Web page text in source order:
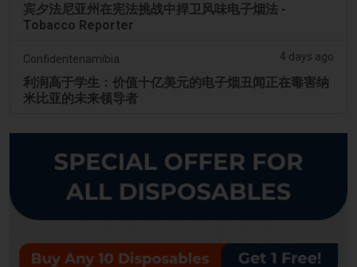
宾夕法尼亚州在宪法挑战中捍卫风味电子烟法 -
Tobacco Reporter
Confidentenamibia 4 days ago
利润高于学生：价值十亿美元的电子烟丑闻正在毒害纳
米比亚的未来领导者